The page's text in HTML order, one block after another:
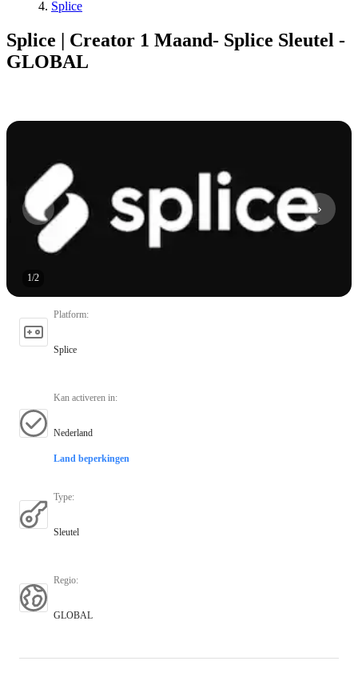
Splice
Splice | Creator 1 Maand- Splice Sleutel -
GLOBAL
1/2
Platform:
Splice
Kan activeren in:
Nederland
Land beperkingen
Type:
Sleutel
Regio:
GLOBAL